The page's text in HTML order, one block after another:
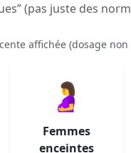
(pas juste des
affichée (dosage
🤰
Femmes
enceintes